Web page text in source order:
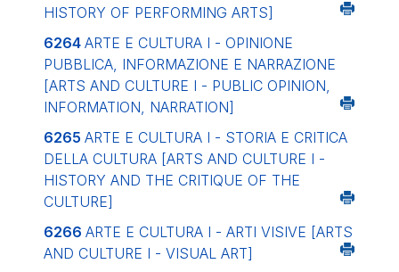
HISTORY OF PERFORMING ARTS]
6264 ARTE E CULTURA I - OPINIONE
PUBBLICA, INFORMAZIONE E NARRAZIONE
[ARTS AND CULTURE I - PUBLIC OPINION,
INFORMATION, NARRATION]
6265 ARTE E CULTURA I - STORIA E CRITICA
DELLA CULTURA [ARTS AND CULTURE I -
HISTORY AND THE CRITIQUE OF THE
CULTURE]
6266 ARTE E CULTURA I - ARTI VISIVE [ARTS
AND CULTURE I - VISUAL ART]